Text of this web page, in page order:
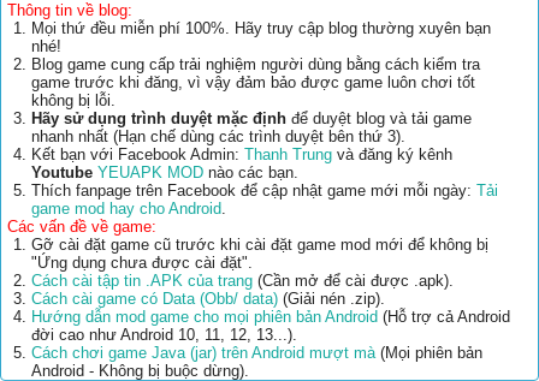
Thông tin về blog:
Mọi thứ đều miễn phí 100%. Hãy truy cập blog thường xuyên bạn
nhé!
Blog game cung cấp trải nghiệm người dùng bằng cách kiểm tra
game trước khi đăng, vì vậy đảm bảo được game luôn chơi tốt
không bị lỗi.
Hãy sử dụng trình duyệt mặc định để duyệt blog và tải game
nhanh nhất (Hạn chế dùng các trình duyệt bên thứ 3).
Kết bạn với Facebook Admin: Thanh Trung và đăng ký kênh
Youtube YEUAPK MOD nào các bạn.
Thích fanpage trên Facebook để cập nhật game mới mỗi ngày: Tải
game mod hay cho Android.
Các vấn đề về game:
Gỡ cài đặt game cũ trước khi cài đặt game mod mới để không bị
"Ứng dụng chưa được cài đặt".
Cách cài tập tin .APK của trang (Cần mở để cài được .apk).
Cách cài game có Data (Obb/ data) (Giải nén .zip).
Hướng dẫn mod game cho mọi phiên bản Android (Hỗ trợ cả Android
đời cao như Android 10, 11, 12, 13...).
Cách chơi game Java (jar) trên Android mượt mà(Mọi phiên bản
Android - Không bị buộc dừng).